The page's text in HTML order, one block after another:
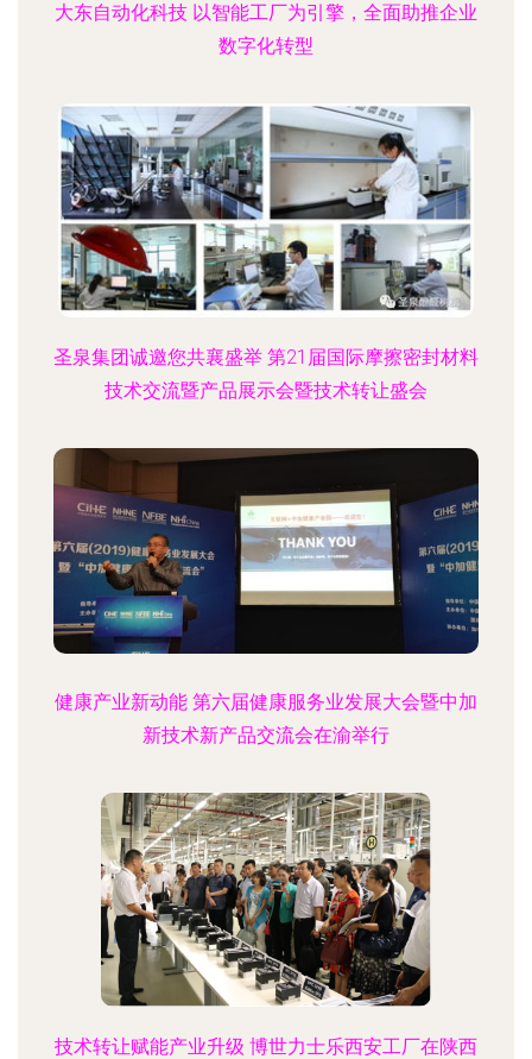
大东自动化科技 以智能工厂为引擎，全面助推企业
数字化转型
圣泉集团诚邀您共襄盛举 第21届国际摩擦密封材料
技术交流暨产品展示会暨技术转让盛会
健康产业新动能 第六届健康服务业发展大会暨中加
新技术新产品交流会在渝举行
技术转让赋能产业升级 博世力士乐西安工厂在陕西